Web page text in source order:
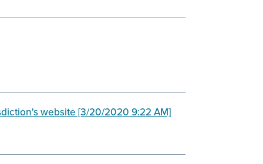
website [3/20/2020 9:22 AM]